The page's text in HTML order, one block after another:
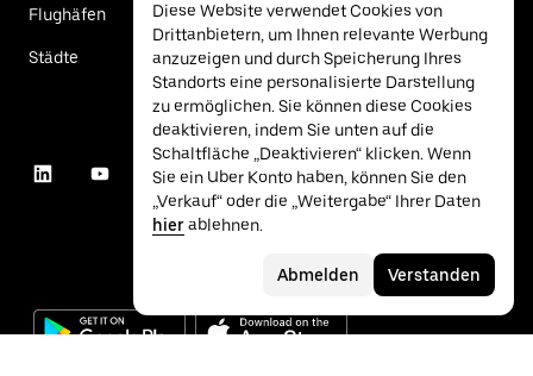
Flughäfen
Städte
Diese Website verwendet Cookies von
Drittanbietern, um Ihnen relevante Werbung
anzuzeigen und durch Speicherung Ihres
Standorts eine personalisierte Darstellung
zu ermöglichen. Sie können diese Cookies
deaktivieren, indem Sie unten auf die
Schaltfläche „Deaktivieren“ klicken. Wenn
Sie ein Uber Konto haben, können Sie den
„Verkauf“ oder die „Weitergabe“ Ihrer Daten
hierablehnen.
Abmelden Verstanden